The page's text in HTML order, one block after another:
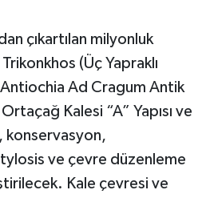
çıkartılan milyonluk
(Üç Yapraklı
Antiochia Ad Cragum Antik
Kalesi “A” Yapısı ve
konservasyon,
ve çevre düzenleme
Kale çevresi ve